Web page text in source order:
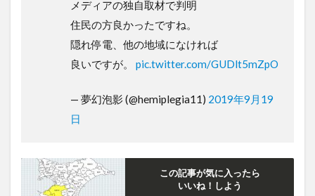
メディアの独自取材で判明
住民の方良かったですね。
隠れ停電、他の地域になければ
良いですが。 pic.twitter.com/GUDlt5mZpO
— 夢幻泡影 (@hemiplegia11) 2019年9月19
日
この記事が気に入ったら
いいね！しよう